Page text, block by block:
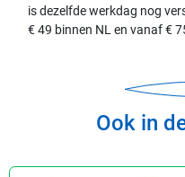
is dezelfde werkdag nog
€ 49 binnen NL en vanaf €
Ook in